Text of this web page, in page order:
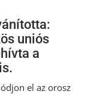
uniós
a
el az orosz